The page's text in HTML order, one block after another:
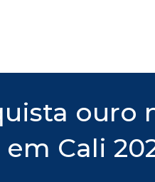
ouro
Cali